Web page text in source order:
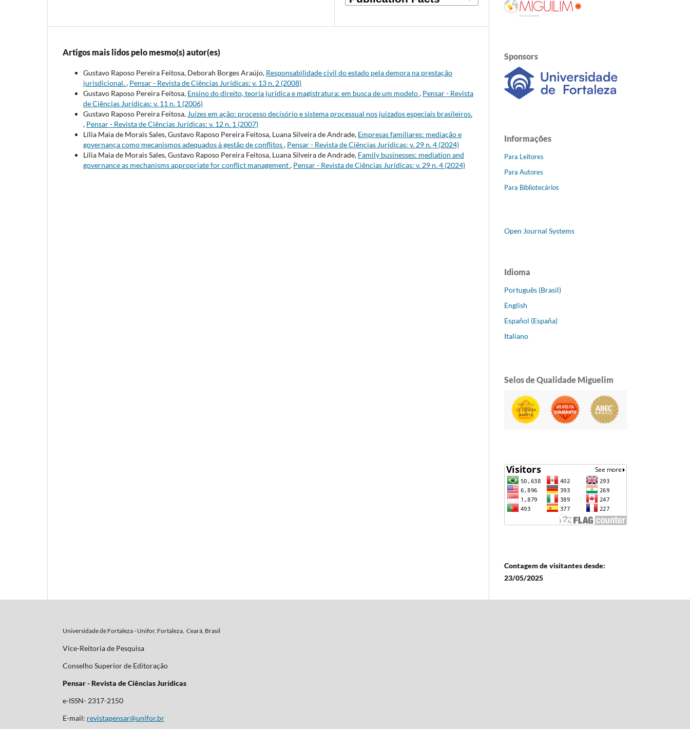
Artigos mais lidos pelo mesmo(s) autor(es)
Gustavo Raposo Pereira Feitosa, Deborah Borges Araújo, Responsabilidade civil do estado pela demora na prestação
jurisdicional., Pensar - Revista de Ciências Jurídicas: v. 13 n. 2 (2008)
Gustavo Raposo Pereira Feitosa, Ensino do direito, teoria jurídica e magistratura: em busca de um modelo, Pensar - Revista
de Ciências Jurídicas: v. 11 n. 1 (2006)
Gustavo Raposo Pereira Feitosa, Juízes em ação: processo decisório e sistema processual nos juizados especiais brasileiros.
, Pensar - Revista de Ciências Jurídicas: v. 12 n. 1 (2007)
Lília Maia de Morais Sales, Gustavo Raposo Pereira Feitosa, Luana Silveira de Andrade, Empresas familiares: mediação e
governança como mecanismos adequados à gestão de conflitos, Pensar - Revista de Ciências Jurídicas: v. 29 n. 4 (2024)
Lília Maia de Morais Sales, Gustavo Raposo Pereira Feitosa, Luana Silveira de Andrade, Family businesses: mediation and
governance as mechanisms appropriate for conflict management, Pensar - Revista de Ciências Jurídicas: v. 29 n. 4 (2024)
Sponsors
Informações
Para Leitores
Para Autores
Para Bibliotecários
Open Journal Systems
Idioma
Português (Brasil)
English
Español (España)
Italiano
Selos de Qualidade Miguelim
Contagem de visitantes desde:
23/05/2025
Universidade de Fortaleza - Unifor, Fortaleza, Ceará, Brasil
Vice-Reitoria de Pesquisa
Conselho Superior de Editoração
Pensar - Revista de Ciências Jurídicas
e-ISSN- 2317-2150
E-mail: revistapensar@unifor.br